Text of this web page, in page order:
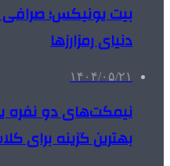
بیت یونیکس؛ صرافی
دنیای رمزارزها
۱۴۰۴/۰۵/۲۱
نیمکت‌های دو نفره
بهترین گزینه برای